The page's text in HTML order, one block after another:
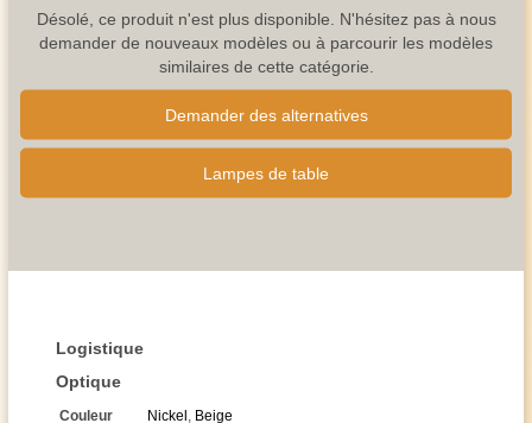
Désolé, ce produit n'est plus disponible. N'hésitez pas à nous
demander de nouveaux modèles ou à parcourir les modèles
similaires de cette catégorie.
Demander des alternatives
Lampes de table
Logistique
Optique
Couleur Nickel , Beige